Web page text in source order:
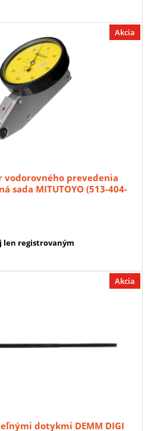
Akcia
vodorovného prevedenia
sada MITUTOYO (513-404-
len registrovaným
Akcia
dotykmi DEMM DIGI